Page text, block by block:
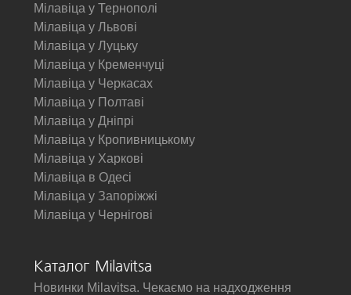
Мілавіца у Тернополі
Мілавіца у Львові
Мілавіца у Луцьку
Мілавіца у Кременчуці
Мілавіца у Черкасах
Мілавіца у Полтаві
Мілавіца у Дніпрі
Мілавіца у Кропивницькому
Мілавіца у Харкові
Мілавіца в Одесі
Мілавіца у Запоріжжі
Мілавіца у Чернігові
Каталог Milavitsa
Новинки Milavitsa. Чекаємо на надходження